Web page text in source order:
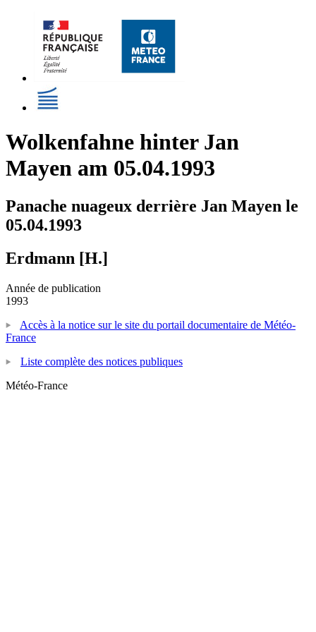
Wolkenfahne hinter Jan
Mayen am 05.04.1993
Panache nuageux derrière Jan Mayen le
05.04.1993
Erdmann [H.]
Année de publication
1993
Accès à la notice sur le site du portail documentaire de Météo-
France
Liste complète des notices publiques
Météo-France